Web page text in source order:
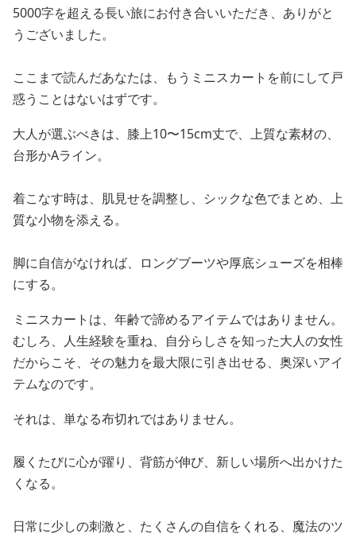
5000字を超える長い旅にお付き合いいただき、ありがと
うございました。
ここまで読んだあなたは、もうミニスカートを前にして戸
惑うことはないはずです。
大人が選ぶべきは、膝上10〜15cm丈で、上質な素材の、
台形かAライン。
着こなす時は、肌見せを調整し、シックな色でまとめ、上
質な小物を添える。
脚に自信がなければ、ロングブーツや厚底シューズを相棒
にする。
ミニスカートは、年齢で諦めるアイテムではありません。
むしろ、人生経験を重ね、自分らしさを知った大人の女性
だからこそ、その魅力を最大限に引き出せる、奥深いアイ
テムなのです。
それは、単なる布切れではありません。
履くたびに心が躍り、背筋が伸び、新しい場所へ出かけた
くなる。
日常に少しの刺激と、たくさんの自信をくれる、魔法のツ